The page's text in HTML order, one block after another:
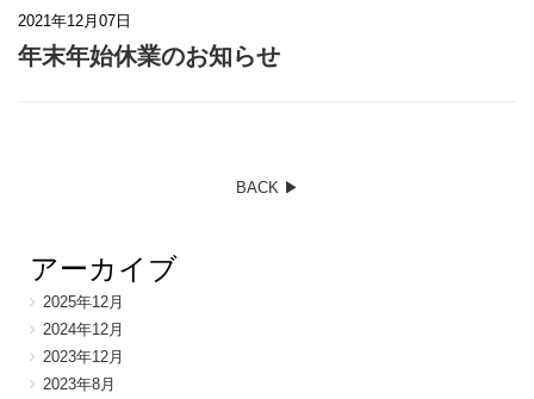
2021年12月07日
年末年始休業のお知らせ
BACK ▶︎
アーカイブ
2025年12月
2024年12月
2023年12月
2023年8月